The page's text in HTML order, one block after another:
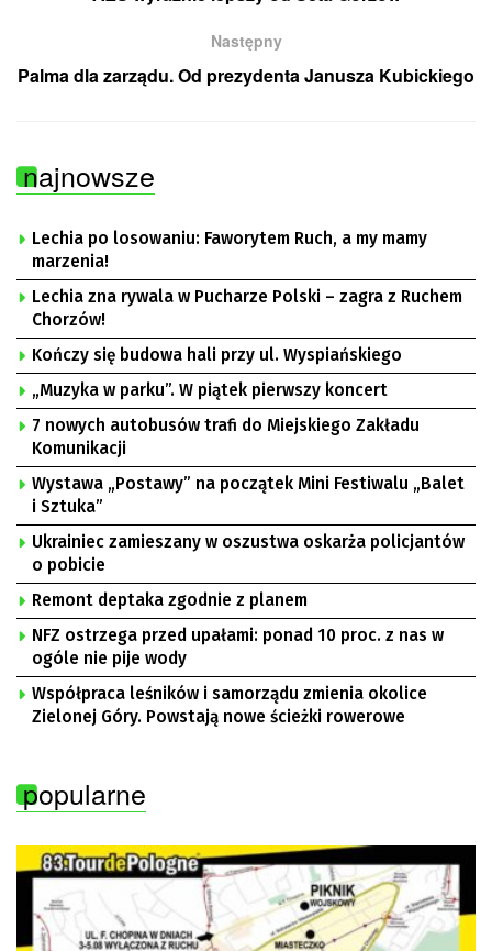
Następny
Palma dla zarządu. Od prezydenta Janusza Kubickiego
najnowsze
Lechia po losowaniu: Faworytem Ruch, a my mamy
marzenia!
Lechia zna rywala w Pucharze Polski – zagra z Ruchem
Chorzów!
Kończy się budowa hali przy ul. Wyspiańskiego
„Muzyka w parku”. W piątek pierwszy koncert
7 nowych autobusów trafi do Miejskiego Zakładu
Komunikacji
Wystawa „Postawy” na początek Mini Festiwalu „Balet
i Sztuka”
Ukrainiec zamieszany w oszustwa oskarża policjantów
o pobicie
Remont deptaka zgodnie z planem
NFZ ostrzega przed upałami: ponad 10 proc. z nas w
ogóle nie pije wody
Współpraca leśników i samorządu zmienia okolice
Zielonej Góry. Powstają nowe ścieżki rowerowe
popularne